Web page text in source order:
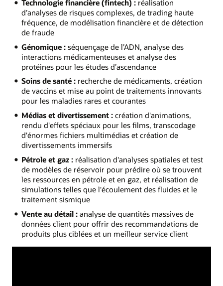
Technologie financière (fintech) :réalisation
d’analyses de risques complexes, de trading haute
fréquence, de modélisation financière et de détection
de fraude
Génomique :séquençage de l’ADN, analyse des
interactions médicamenteuses et analyse des
protéines pour les études d’ascendance
Soins de santé :recherche de médicaments, création
de vaccins et mise au point de traitements innovants
pour les maladies rares et courantes
Médias et divertissement :création d'animations,
rendu d'effets spéciaux pour les films, transcodage
d'énormes fichiers multimédias et création de
divertissements immersifs
Pétrole et gaz :réalisation d'analyses spatiales et test
de modèles de réservoir pour prédire où se trouvent
les ressources en pétrole et en gaz, et réalisation de
simulations telles que l'écoulement des fluides et le
traitement sismique
Vente au détail :analyse de quantités massives de
données client pour offrir des recommandations de
produits plus ciblées et un meilleur service client